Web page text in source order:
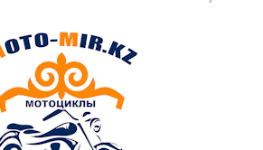
a
ss
ni
ki
m